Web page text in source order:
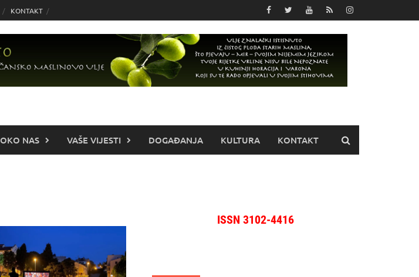
KONTAKT
OKO NAS VAŠE VIJESTI DOGAĐANJA KULTURA KONTAKT
ISSN 3102-4416